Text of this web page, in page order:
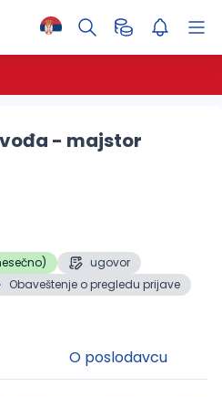
- majstor
ugovor
Obaveštenje o pregledu prijave
O poslodavcu